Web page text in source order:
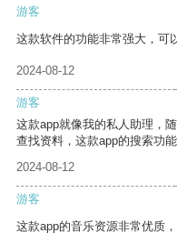
游客
这款软件的功能非常强大，可
2024-08-12
游客
这款app就像我的私人助理，
查找资料，这款app的搜索功
2024-08-12
游客
这款app的音乐资源非常优质